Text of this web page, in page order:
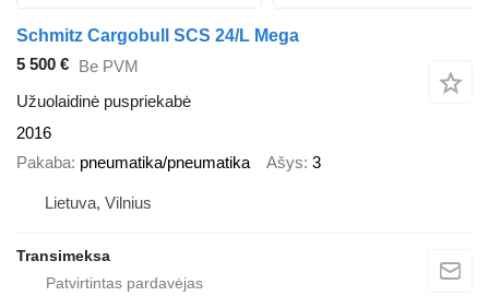
Schmitz Cargobull SCS 24/L Mega
5 500 € Be PVM
Užuolaidinė puspriekabė
2016
Pakaba pneumatika/pneumatika Ašys 3
Lietuva, Vilnius
Transimeksa